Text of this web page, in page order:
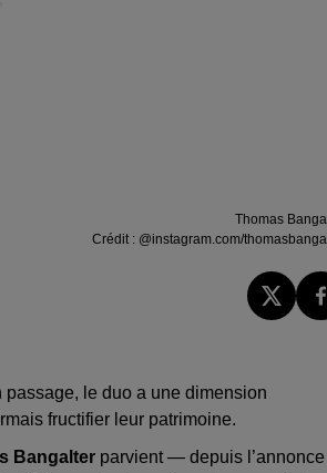
Thomas
Crédit : @instagram.com/
le duo a une dimension
fructifier leur patrimoine.
Bangalter parvient — depuis l’annonce